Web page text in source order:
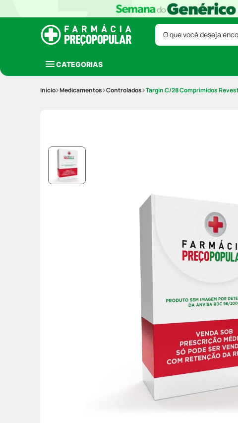
O que você deseja
CATEGORIAS
Medicamentos Controlados Targin C/28 Comprimidos